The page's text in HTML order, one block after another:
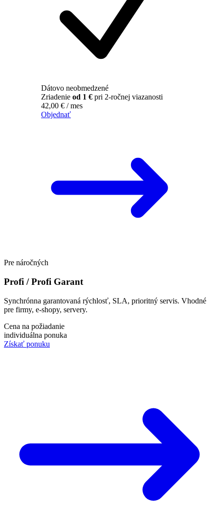
Dátovo neobmedzené
Zriadenie od 1 € pri 2-ročnej viazanosti
42,00 € / mes
Objednať
Pre náročných
Profi / Profi Garant
Synchrónna garantovaná rýchlosť, SLA, prioritný servis. Vhodné
pre firmy, e-shopy, servery.
Cena na požiadanie
individuálna ponuka
Získať ponuku